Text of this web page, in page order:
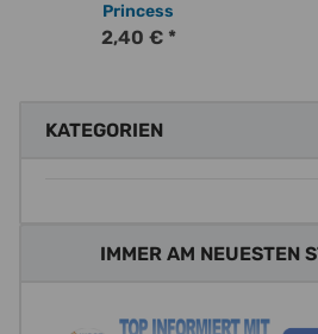
Princess
2,40 € *
KATEGORIEN
IMMER AM NEUESTEN